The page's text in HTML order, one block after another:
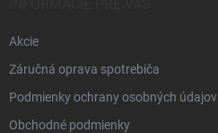
Akcie
Záručná oprava spotrebiča
Podmienky ochrany osobných údajov
Obchodné podmienky